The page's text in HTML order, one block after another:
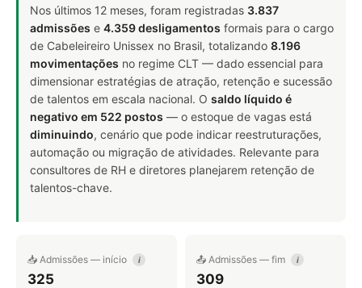
Nos últimos 12 meses, foram registradas 3.837
admissões e 4.359 desligamentos formais para o cargo
de Cabeleireiro Unissex no Brasil, totalizando 8.196
movimentações no regime CLT — dado essencial para
dimensionar estratégias de atração, retenção e sucessão
de talentos em escala nacional. O saldo líquido é
negativo em 522 postos — o estoque de vagas está
diminuindo, cenário que pode indicar reestruturações,
automação ou migração de atividades. Relevante para
consultores de RH e diretores planejarem retenção de
talentos-chave.
📥 Admissões — início i
325
📤 Admissões — fim i
309